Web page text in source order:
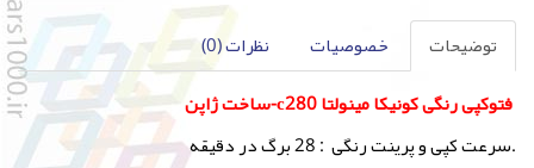
توضیحات خصوصیات
نظرات (0)
فتوکپی رنگی کونیکا مینولتا c280-ساخت ژاپن
.سرعت کپی و پرینت رنگی : 28 برگ در دقیقه